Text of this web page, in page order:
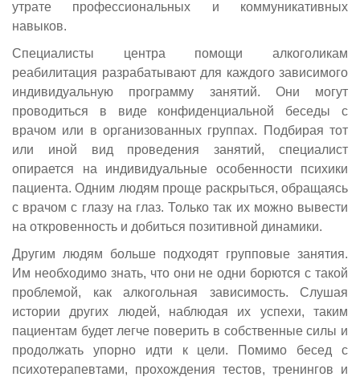
утрате профессиональных и коммуникативных
навыков.
Специалисты центра помощи алкоголикам
реабилитация разрабатывают для каждого зависимого
индивидуальную программу занятий. Они могут
проводиться в виде конфиденциальной беседы с
врачом или в организованных группах. Подбирая тот
или иной вид проведения занятий, специалист
опирается на индивидуальные особенности психики
пациента. Одним людям проще раскрыться, обращаясь
с врачом с глазу на глаз. Только так их можно вывести
на откровенность и добиться позитивной динамики.
Другим людям больше подходят групповые занятия.
Им необходимо знать, что они не одни борются с такой
проблемой, как алкогольная зависимость. Слушая
истории других людей, наблюдая их успехи, таким
пациентам будет легче поверить в собственные силы и
продолжать упорно идти к цели. Помимо бесед с
психотерапевтами, прохождения тестов, тренингов и